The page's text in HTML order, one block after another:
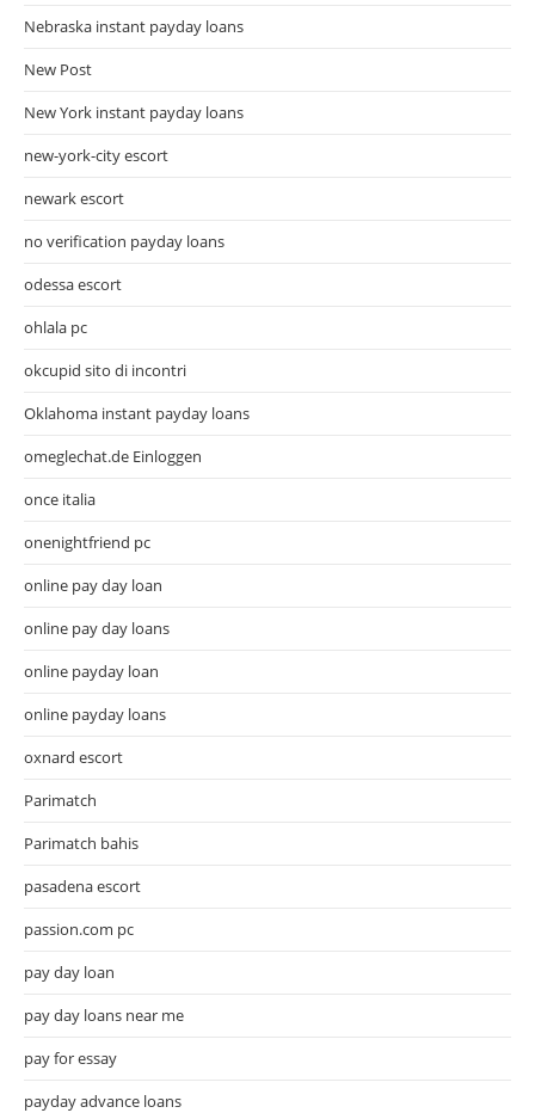
Nebraska instant payday loans
New Post
New York instant payday loans
new-york-city escort
newark escort
no verification payday loans
odessa escort
ohlala pc
okcupid sito di incontri
Oklahoma instant payday loans
omeglechat.de Einloggen
once italia
onenightfriend pc
online pay day loan
online pay day loans
online payday loan
online payday loans
oxnard escort
Parimatch
Parimatch bahis
pasadena escort
passion.com pc
pay day loan
pay day loans near me
pay for essay
payday advance loans